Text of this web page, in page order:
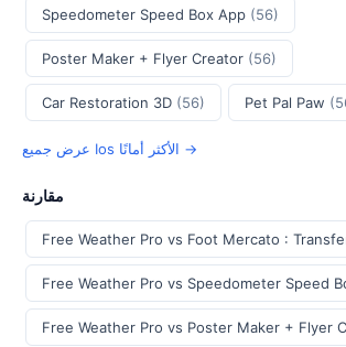
Speedometer Speed Box App (56)
Poster Maker + Flyer Creator (56)
Car Restoration 3D (56) Pet Pal Paw
عرض جميع Ios الأكثر أمانًا →
مقارنة
Free Weather Pro vs Foot Mercato :
Free Weather Pro vs Speedometer Speed
Free Weather Pro vs Poster Maker + Flyer